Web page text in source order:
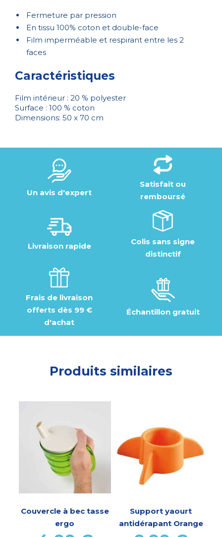
Fermeture par pression
En tissu 100% coton et double-face
Film imperméable et respirant entre les 2
faces
Caractéristiques
Film intérieur : 20 % polyester
Surface : 100 % coton
Dimensions: 50 x 70 cm
Un avis d'expert
Satisfait ou
remboursé
Livraison rapide
Colis sans signe
distinctif
Frais de livraison
offerts dès 99 €
d'achat
Échantillon gratuit
Produits similaires
Couvercle à bec tasse
ergo
Support yaourt
antidérapant Orange